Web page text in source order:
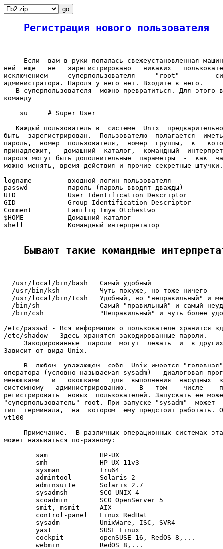
Регистрация нового пользователя
Если  вам в руки попалась свежеустановленная
ней  еще   не   зарегистрировано   никаких
исключением     суперпользователя     "root"    -
администратора. Пароля у него нет. Входите в него.
В суперпользователя  можно превратиться. Для этого
команду
    su     # Super User
Каждый пользователь в  системе  Unix
быть  зарегистрирован.  Пользователю  полагается
пароль,  номер  пользователя,  номер  группы,  к
принадлежит,   домашний  каталог,  командный
пароля могут быть дополнительные  параметры  -  как
можно менять, время действия и прочие секретные штучки.
logname         входной логин пользователя
passwd          пароль (пароль вводят дважды)
UID             User Identification Descriptor
GID             Group Identification Descriptor
Comment         Familiq Imya Otchestwo
$HOME           Домашний каталог
shell           Командный интерпретатор
Бывают такие командные
  /usr/local/bin/bash   Самый удобный
  /usr/bin/ksh          Чуть похуже, но тоже ничего
/usr/local/bin/tcsh   Удобный, но "неправильный" и
/bin/sh               Самый "правильный" и самый
/bin/csh              "Неправильный" и чуть более
/etc/passwd - Вся информация о пользователе хранится
/etc/shadow - Здесь хранятся закодированные пароли.
Закодированные  пароли  могут  лежать  и  в
Зависит от вида Unix.
В  любом  уважающем  себя  Unix имеется
оператора (условно называемая sysadm) - диалоговая
менюшками   и   окошками   для  выполнения  насущных
системному   администрированию.   В   том    числе
регистрировать  новых  пользователей. Запускать ее
"суперпользователь" root. При запуске "sysadm"  может
тип  терминала,  на  котором  ему предстоит работать.
vt100
Примечание.  В различных операционных системах
может называться по-разному:
        sam             HP-UX
        smh             HP-UX 11v3
        sysman          Tru64
        admintool       Solaris 2
        adminsuite      Solaris 2.7
        sysadmsh        SCO UNIX 4
        scoadmin        SCO OpenServer 5
        smit, msmit     AIX
        control-panel   Linux RedHat
        sysadm          UnixWare, ISC, SVR4
        yast            SUSE Linux
        cockpit         openSUSE 16, RedOS 8,...
        webmin          RedOS 8,...